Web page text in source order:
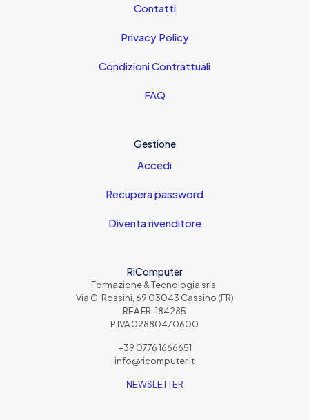
Contatti
Privacy Policy
Condizioni Contrattuali
FAQ
Gestione
Accedi
Recupera password
Diventa rivenditore
RiComputer
Formazione & Tecnologia srls,
Via G. Rossini, 69 03043 Cassino (FR)
REA FR-184285
P.IVA 02880470600
+39 0776 1666651
info@ricomputer.it
NEWSLETTER